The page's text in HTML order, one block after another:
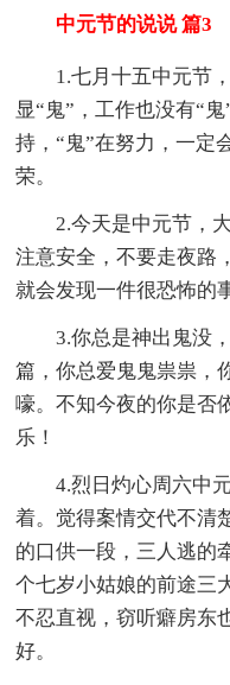
中元节的说说 篇3
1.七月十五中元节，
显“鬼”，工作也没有“
持，“鬼”在努力，一定
荣。
2.今天是中元节，大
注意安全，不要走夜路
就会发现一件很恐怖的
3.你总是神出鬼没，
篇，你总爱鬼鬼祟祟，
嚎。不知今夜的你是否
乐！
4.烈日灼心周六中元
着。觉得案情交代不清
的口供一段，三人逃的
个七岁小姑娘的前途三
不忍直视，窃听癖房东
好。